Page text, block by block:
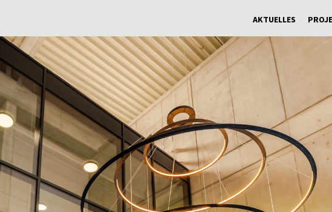
AKTUELLES